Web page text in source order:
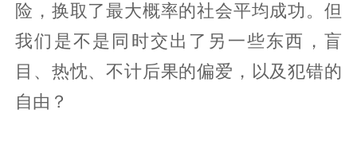
险，换取了最大概率的社会平均成功。但
我们是不是同时交出了另一些东西，盲
目、热忱、不计后果的偏爱，以及犯错的
自由？